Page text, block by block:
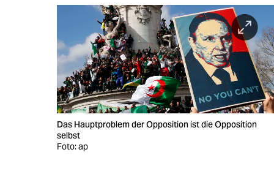
veranstaltungen
Das Hauptproblem der Opposition ist die Opposition
selbst
Foto: ap